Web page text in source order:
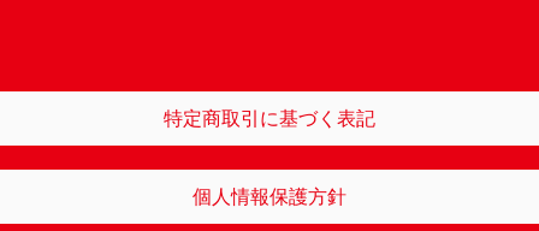
特定商取引に基づく表記
個人情報保護方針